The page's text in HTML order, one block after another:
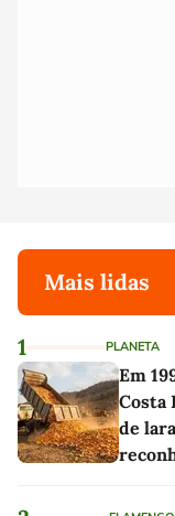
Mais lidas
1 PLANETA
Em
Costa
de